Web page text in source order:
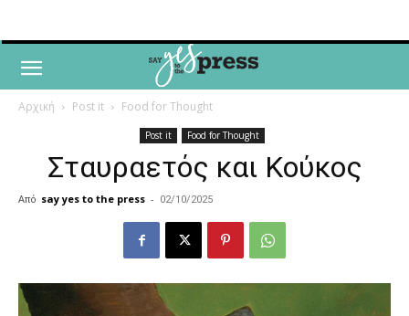
Αρχική Post it Food for Thought
Post it Food for Thought
Σταυραετός και Κούκος
Από say yes to the press - 02/10/2025